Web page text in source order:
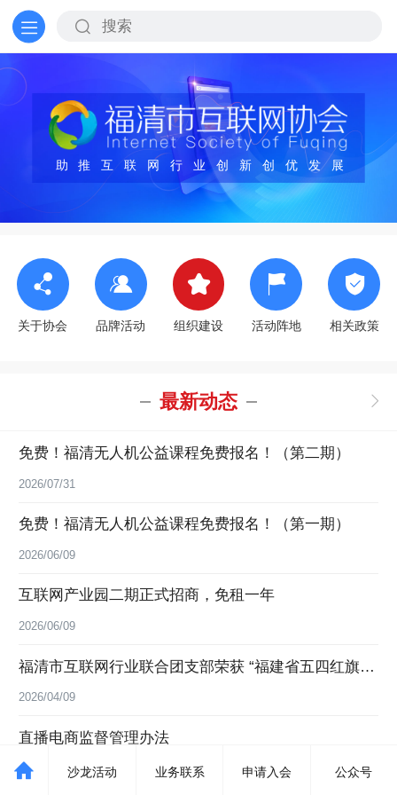
助推互联网行业创新创优发展
关于协会 品牌活动 组织建设 活动阵地 相关政策
最新动态
免费！福清无人机公益课程免费报名！（第二期）
2026/07/31
免费！福清无人机公益课程免费报名！（第一期）
2026/06/09
互联网产业园二期正式招商，免租一年
2026/06/09
福清市互联网行业联合团支部荣获 “福建省五四红旗团
2026/04/09
直播电商监督管理办法
2026/01/07沙龙活动 业务联系 申请入会 公众号